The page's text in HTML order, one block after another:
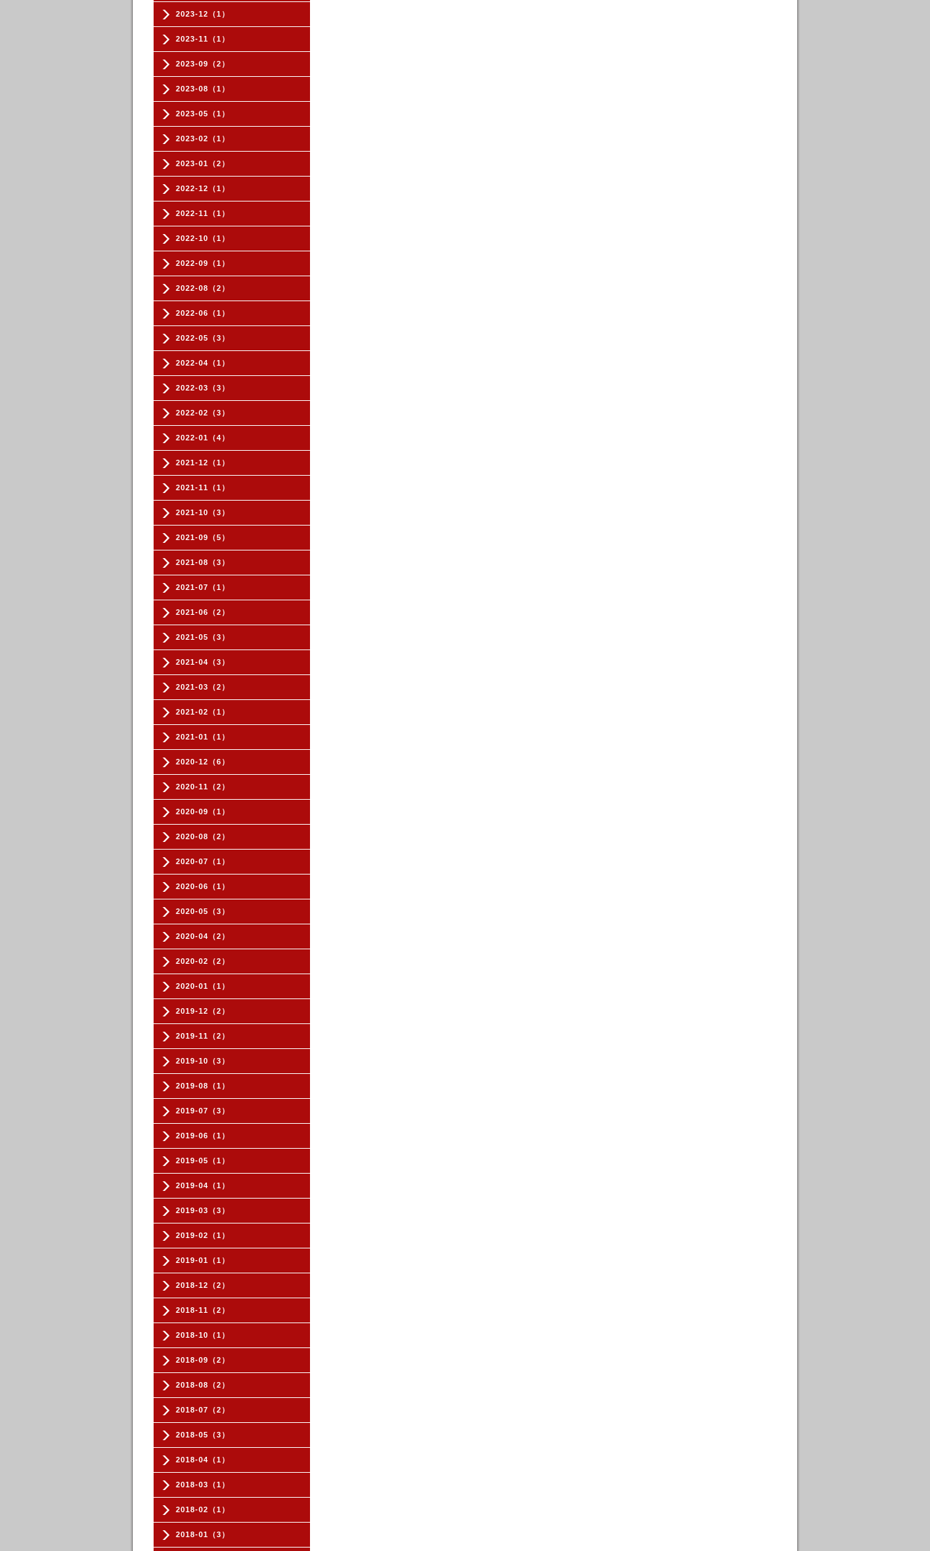
2023-12（1）
2023-11（1）
2023-09（2）
2023-08（1）
2023-05（1）
2023-02（1）
2023-01（2）
2022-12（1）
2022-11（1）
2022-10（1）
2022-09（1）
2022-08（2）
2022-06（1）
2022-05（3）
2022-04（1）
2022-03（3）
2022-02（3）
2022-01（4）
2021-12（1）
2021-11（1）
2021-10（3）
2021-09（5）
2021-08（3）
2021-07（1）
2021-06（2）
2021-05（3）
2021-04（3）
2021-03（2）
2021-02（1）
2021-01（1）
2020-12（6）
2020-11（2）
2020-09（1）
2020-08（2）
2020-07（1）
2020-06（1）
2020-05（3）
2020-04（2）
2020-02（2）
2020-01（1）
2019-12（2）
2019-11（2）
2019-10（3）
2019-08（1）
2019-07（3）
2019-06（1）
2019-05（1）
2019-04（1）
2019-03（3）
2019-02（1）
2019-01（1）
2018-12（2）
2018-11（2）
2018-10（1）
2018-09（2）
2018-08（2）
2018-07（2）
2018-05（3）
2018-04（1）
2018-03（1）
2018-02（1）
2018-01（3）